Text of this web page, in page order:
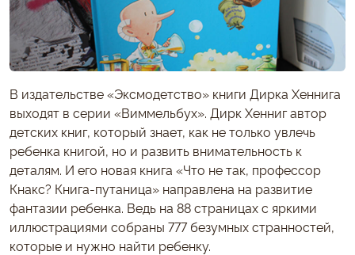
В издательстве «Эксмодетство» книги Дирка Хеннига
выходят в серии «Виммельбух». Дирк Хенниг автор
детских книг, который знает, как не только увлечь
ребенка книгой, но и развить внимательность к
деталям. И его новая книга «Что не так, профессор
Кнакс? Книга-путаница» направлена на развитие
фантазии ребенка. Ведь на 88 страницах с яркими
иллюстрациями собраны 777 безумных странностей,
которые и нужно найти ребенку.